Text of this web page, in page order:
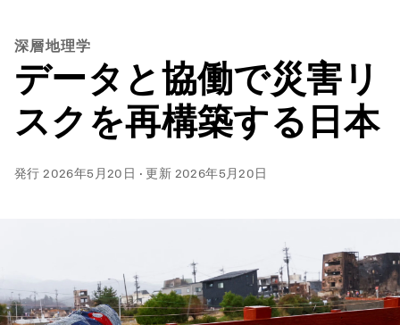
深層地理学
データと協働で災害リ
スクを再構築する日本
発行2026年5月20日 ·更新 2026年5月20日